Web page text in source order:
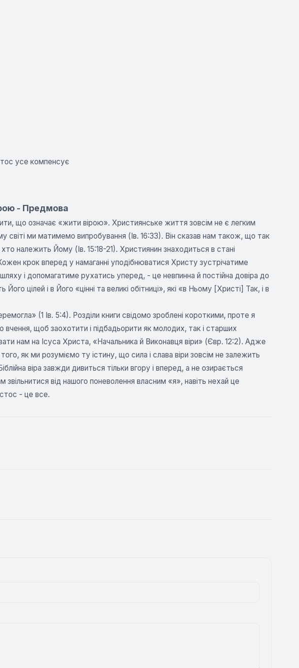
усе компенсує
- Предмова
що означає «жити вірою». Християнське життя зовсім не є легким
ми матимемо випробування (Ів. 16:33). Він сказав нам також, що так
належить Йому (Ів. 15:18-21). Християнин знаходиться в стані
крок вперед у намаганні уподібнюватися Христу зустрічатиме
і допомагатиме рухатись уперед, - це невпинна й постійна довіра до
цілей і в Його «цінні та великі обітниці», які «в Ньому [Христі] Так, і в
(1 Ів. 5:4). Розділи книги свідомо зроблені короткими, проте я
вчення, щоб заохотити і підбадьорити як молодих, так і старших
нам на Ісуса Христа, «Начальника й Виконавця віри» (Євр. 12:2). Адже
як ми розуміємо ту істину, що сила і слава віри зовсім не залежить
віра завжди дивиться тільки вгору і вперед, а не озирається
від нашого поневолення власним «я», навіть нехай це
- це все.